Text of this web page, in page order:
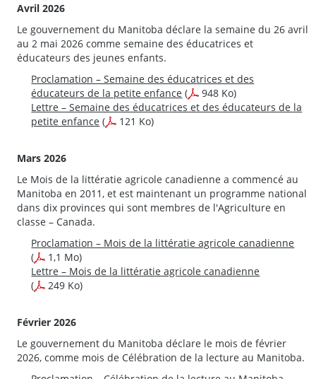
Avril 2026
Le gouvernement du Manitoba déclare la semaine du 26 avril
au 2 mai 2026 comme semaine des éducatrices et
éducateurs des jeunes enfants.
Proclamation – Semaine des éducatrices et des
éducateurs de la petite enfance (
948 Ko)
Lettre – Semaine des éducatrices et des éducateurs de la
petite enfance ( 121 Ko)
Mars 2026
Le Mois de la littératie agricole canadienne a commencé au
Manitoba en 2011, et est maintenant un programme national
dans dix provinces qui sont membres de l'Agriculture en
classe – Canada.
Proclamation – Mois de la littératie agricole canadienne
(
1,1 Mo)
Lettre – Mois de la littératie agricole canadienne
(
249 Ko)
Février 2026
Le gouvernement du Manitoba déclare le mois de février
2026, comme mois de Célébration de la lecture au Manitoba.